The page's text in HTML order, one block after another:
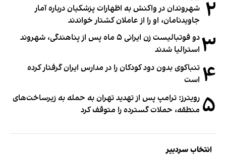
۲ شهروندان در واکنش به اظهارات پزشکیان درباره آمار
جاویدنامان، او را از عاملان کشتار خواندند
۳
دو فوتبالیست زن ایرانی ۵ ماه پس از پناهندگی، شهروند
استرالیا شدند
۴ تنباکوی بدون دود کودکان را در مدارس ایران گرفتار کرده
است
۵ رویترز: ترامپ پس از تهدید تهران به حمله به زیرساخت‌های
منطقه، حملات گسترده را متوقف کرد
انتخاب سردبیر